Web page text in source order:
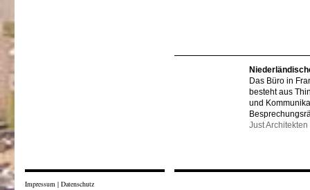
Das Büro in
besteht aus
und
Just Architekten
Impressum | Datenschutz